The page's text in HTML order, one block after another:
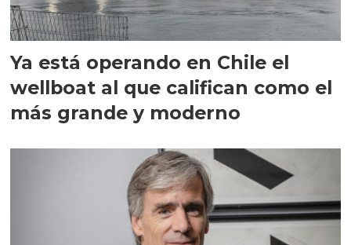
Ya está operando en Chile el
wellboat al que califican como el
más grande y moderno